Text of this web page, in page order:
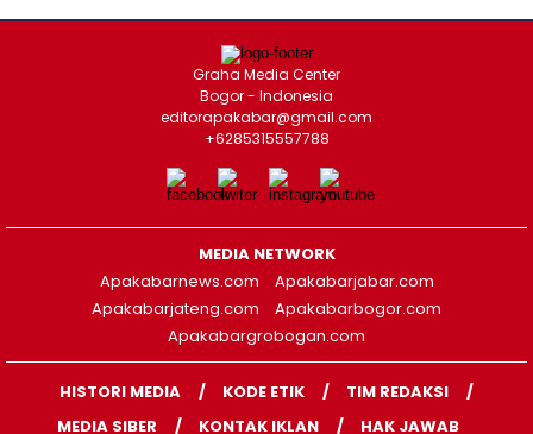
Graha Media Center
Bogor - Indonesia
editorapakabar@gmail.com
+6285315557788
MEDIA NETWORK
Apakabarnews.com
Apakabarjabar.com
Apakabarjateng.com
Apakabarbogor.com
Apakabargrobogan.com
HISTORI MEDIA KODE ETIK
TIM REDAKSI
MEDIA SIBER
KONTAK IKLAN HAK JAWAB